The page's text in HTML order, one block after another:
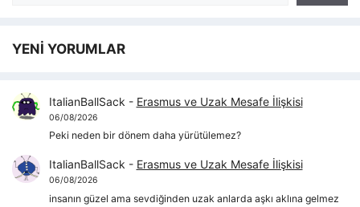
YENİ YORUMLAR
ItalianBallSack - Erasmus ve Uzak Mesafe İlişkisi
06/08/2026
Peki neden bir dönem daha yürütülemez?
ItalianBallSack - Erasmus ve Uzak Mesafe İlişkisi
06/08/2026
insanın güzel ama sevdiğinden uzak anlarda aşkı aklına gelmez